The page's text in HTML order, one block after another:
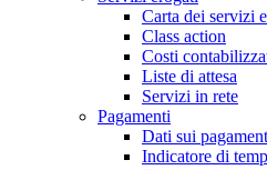
Carta dei servizi
Class action
Costi
Liste di attesa
Servizi in rete
Pagamenti
Dati sui
Indicatore di